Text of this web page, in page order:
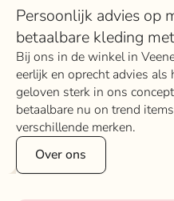
Persoonlijk advies op
betaalbare kleding
Bij ons in de winkel in
eerlijk en oprecht advies
geloven sterk in ons
betaalbare nu on trend
verschillende merken.
Over ons